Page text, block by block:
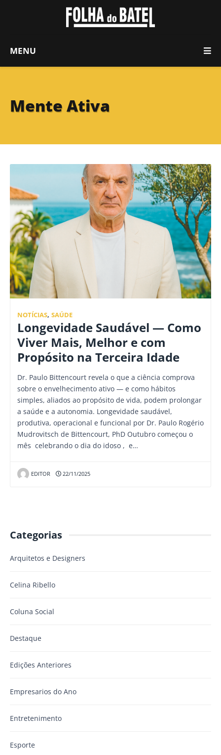
MENU
Mente Ativa
NOTÍCIAS, SAÚDE
Longevidade Saudável — Como
Viver Mais, Melhor e com
Propósito na Terceira Idade
Dr. Paulo Bittencourt revela o que a ciência comprova
sobre o envelhecimento ativo — e como hábitos
simples, aliados ao propósito de vida, podem prolongar
a saúde e a autonomia. Longevidade saudável,
produtiva, operacional e funcional por Dr. Paulo Rogério
Mudrovitsch de Bittencourt, PhD Outubro começou o
mês celebrando o dia do idoso , e…
EDITOR 22/11/2025
Categorias
Arquitetos e Designers
Celina Ribello
Coluna Social
Destaque
Edições Anteriores
Empresarios do Ano
Entretenimento
Esporte